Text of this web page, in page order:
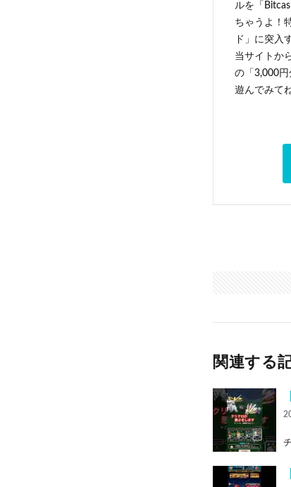
ルを「
ちゃうよ！
ド」に突入
当サイトか
の「3,000
遊んでみて
関連する